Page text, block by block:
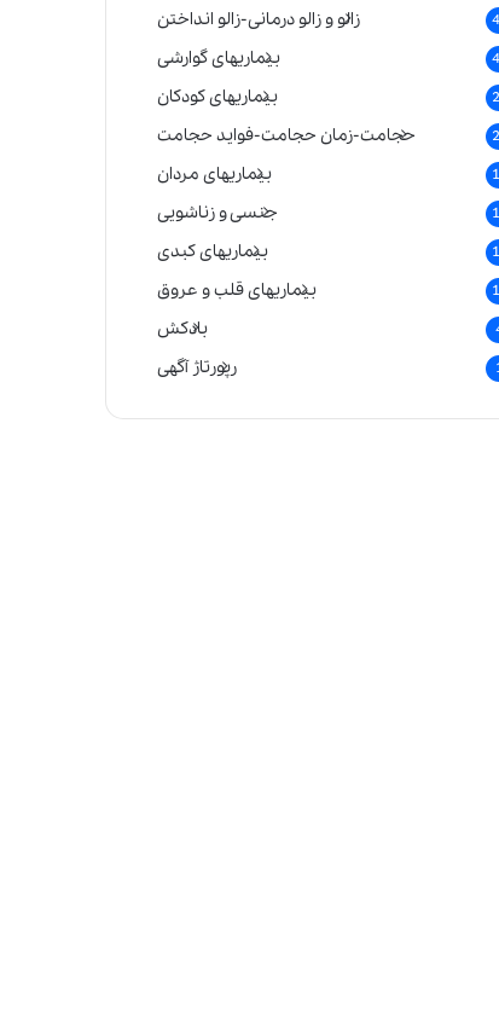
زالو و زالو درمانی-زالو انداختن
بیماریهای گوارشی
بیماریهای کودکان
حجامت-زمان حجامت-فواید حجامت
بیماریهای مردان
جنسی و زناشویی
بیماریهای کبدی
بیماریهای قلب و عروق
بادکش
رپورتاژ آگهی